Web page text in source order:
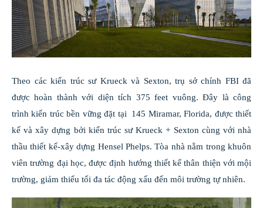
Theo các kiến trúc sư Krueck và Sexton, trụ sở chính FBI đã
được hoàn thành với diện tích 375 feet vuông. Đây là công
trình kiến trúc bền vững đặt tại 145 Miramar, Florida, được thiết
kế và xây dựng bởi kiến trúc sư Krueck + Sexton cùng với nhà
thầu thiết kế-xây dựng Hensel Phelps. Tòa nhà nằm trong khuôn
viên trường đại học, được định hướng thiết kế thân thiện với mội
trường, giảm thiểu tối đa tác động xấu đến môi trường tự nhiên.